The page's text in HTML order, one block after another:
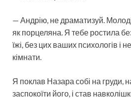
— Андрію, не драматизуй.
як порцеляна. Я тебе ростила
їжі, без цих ваших психологів і
кімнати.
Я поклав Назара собі на груди,
заспокоїти його, і став